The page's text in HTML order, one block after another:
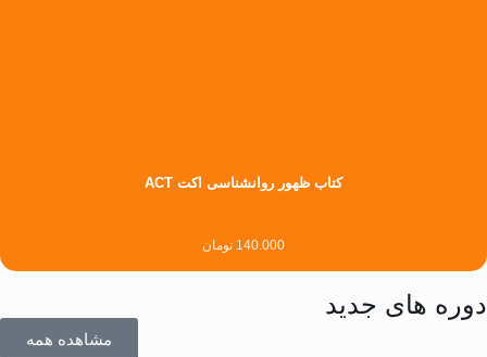
کتاب ظهور روانشناسی اکت ACT
140.000 تومان
دوره های جدید
مشاهده همه